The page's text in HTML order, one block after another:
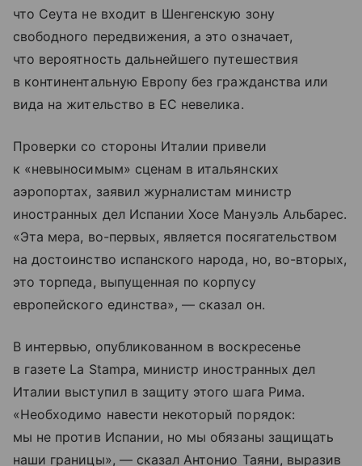
что Сеута не входит в Шенгенскую зону
свободного передвижения, а это означает,
что вероятность дальнейшего путешествия
в континентальную Европу без гражданства или
вида на жительство в ЕС невелика.
Проверки со стороны Италии привели
к «невыносимым» сценам в итальянских
аэропортах, заявил журналистам министр
иностранных дел Испании Хосе Мануэль Альбарес.
«Эта мера, во-первых, является посягательством
на достоинство испанского народа, но, во-вторых,
это торпеда, выпущенная по корпусу
европейского единства», — сказал он.
В интервью, опубликованном в воскресенье
в газете La Stampa, министр иностранных дел
Италии выступил в защиту этого шага Рима.
«Необходимо навести некоторый порядок:
мы не против Испании, но мы обязаны защищать
наши границы», — сказал Антонио Таяни, выразив